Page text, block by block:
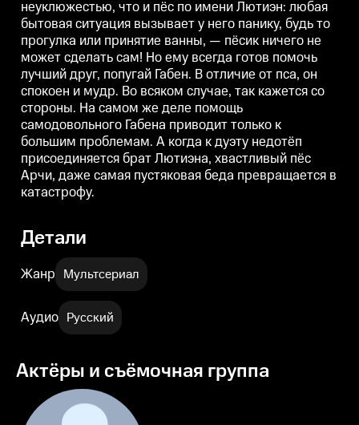
кажется со стороны. На самом
же деле помощь самодовольного
Габена приводит только к
большим проблемам. А когда к
дуэту недотёп присоединяется
брат Лютиэна, хвастливый пёс
Арчи, даже самая пустяковая
беда превращается в
кажется со стороны. На самом
же деле помощь самодовольного
Габена приводит только к
большим проблемам. А когда к
дуэту недотёп присоединяется
брат Лютиэна, хвастливый пёс
Арчи, даже самая пустяковая
беда превращается в
катастрофу.
неуклюжестью, что и пёс по имени Лютиэн: любая
бытовая ситуация вызывает у него панику, будь то
прогулка или принятие ванны, — пёсик ничего не
может сделать сам! Но ему всегда готов помочь
лучший друг, попугай Габен. В отличие от пса, он
спокоен и мудр. Во всяком случае, так кажется со
стороны. На самом же деле помощь
самодовольного Габена приводит только к
большим проблемам. А когда к дуэту недотёп
присоединяется брат Лютиэна, хвастливый пёс
Арчи, даже самая пустяковая беда превращается в
катастрофу.
Детали
Жанр Мультсериал
Аудио Русский
Актёры и съёмочная группа